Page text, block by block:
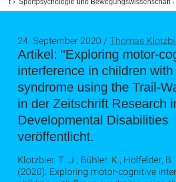
Sportpsychologie und Bewegungswissenschaft
Artikel: "Exploring motor-
interference in children
syndrome using the Trail-
in der Zeitschrift Research
Developmental Disabilities
veröffentlicht.
24. September 2020 /Thomas
Klotzbier, T. J., Bühler, K., Holfelder, B.
(2020). Exploring motor-cognitive